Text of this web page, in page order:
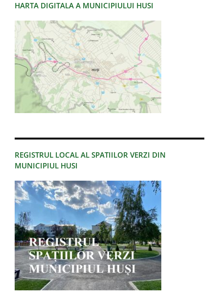
HARTA DIGITALA A MUNICIPIULUI HUSI
REGISTRUL LOCAL AL SPATIILOR VERZI DIN
MUNICIPIUL HUSI